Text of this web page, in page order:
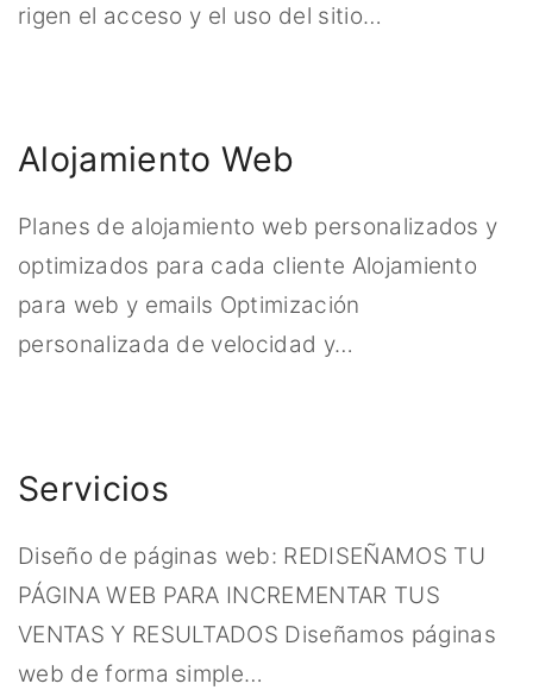
rigen el acceso y el uso del sitio…
Alojamiento Web
Planes de alojamiento web personalizados y
optimizados para cada cliente Alojamiento
para web y emails Optimización
personalizada de velocidad y…
Servicios
Diseño de páginas web: REDISEÑAMOS TU
PÁGINA WEB PARA INCREMENTAR TUS
VENTAS Y RESULTADOS Diseñamos páginas
web de forma simple…